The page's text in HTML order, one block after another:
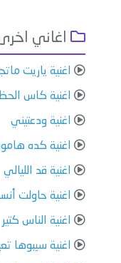
اغاني
اغنية ياريت
اغنية كاس
اغنية ودعتيني
اغنية كده
اغنية قد الليالي
اغنية حاولت
اغنية الناس كتير
اغنية سيبوها